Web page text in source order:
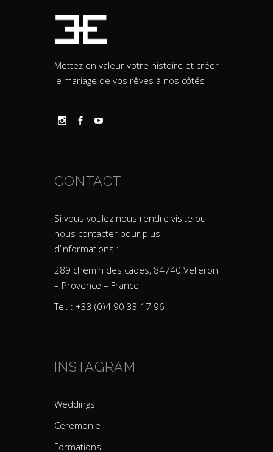
Mettez en valeur votre histoire et créer
le mariage de vos rêves à nos côtés
CONTACT
Si vous voulez nous rendre visite ou
nous contacter pour plus
d’informations :
289 chemin des cades, 84740 Velleron
– Provence – France
Tel. : +33 (0)4 90 33 17 96
INSTAGRAM
Weddings
Ceremonie
Formations